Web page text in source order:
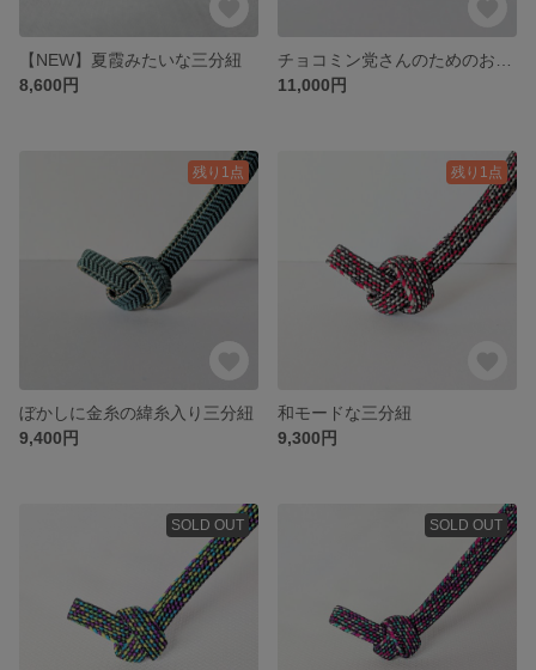
【NEW】夏霞みたいな三分紐
8,600円
11,000円
残り1点
ぼかしに金糸の緯糸入り三分紐
9,400円
残り1点
和モードな三分紐
9,300円
SOLD OUT SOLD OUT